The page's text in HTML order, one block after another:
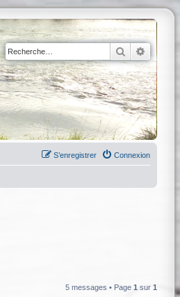
Rechercher
Connexion
S’enregistrer
5 messages • Page 1 sur 1